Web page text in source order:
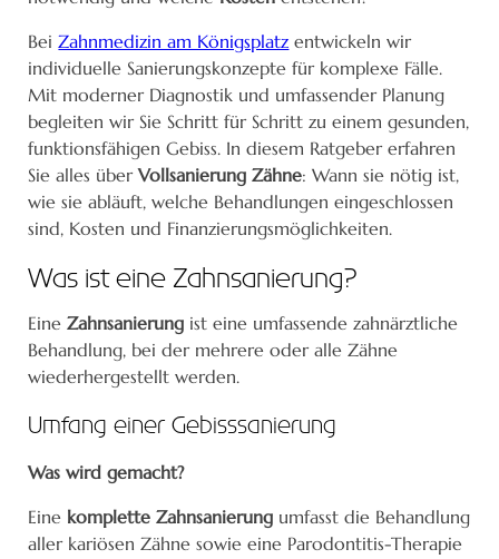
BeiZahnmedizin am Königsplatz entwickeln wir
individuelle Sanierungskonzepte für komplexe Fälle.
Mit moderner Diagnostik und umfassender Planung
begleiten wir Sie Schritt für Schritt zu einem gesunden,
funktionsfähigen Gebiss. In diesem Ratgeber erfahren
Sie alles überVollsanierung Zähne: Wann sie nötig ist,
wie sie abläuft, welche Behandlungen eingeschlossen
sind, Kosten und Finanzierungsmöglichkeiten.
Was ist eine Zahnsanierung?
EineZahnsanierung ist eine umfassende zahnärztliche
Behandlung, bei der mehrere oder alle Zähne
wiederhergestellt werden.
Umfang einer Gebisssanierung
Was wird gemacht?
Eine komplette Zahnsanierung umfasst die Behandlung
aller kariösen Zähne sowie eine Parodontitis-Therapie